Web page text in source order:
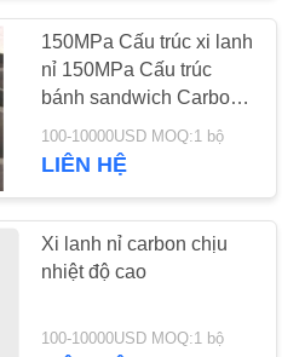
nghiệp
141
150MPa Cấu trúc xi lanh
nỉ 150MPa Cấu trúc
bánh sandwich Carbon
cứng
100-10000USD MOQ:1 bộ
LIÊN HỆ
Xi lanh nỉ carbon chịu
nhiệt độ cao
100-10000USD MOQ:1 bộ